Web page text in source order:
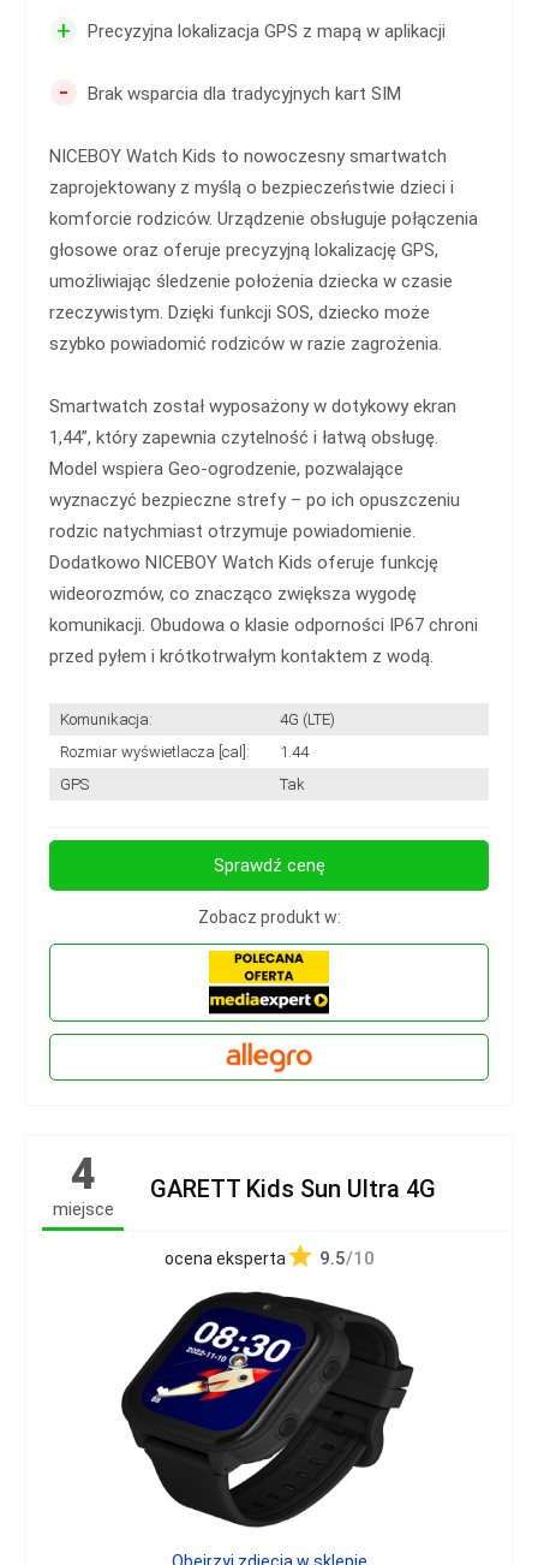
+ Precyzyjna lokalizacja GPS z mapą w aplikacji
- Brak wsparcia dla tradycyjnych kart SIM
NICEBOY Watch Kids to nowoczesny smartwatch
zaprojektowany z myślą o bezpieczeństwie dzieci i
komforcie rodziców. Urządzenie obsługuje połączenia
głosowe oraz oferuje precyzyjną lokalizację GPS,
umożliwiając śledzenie położenia dziecka w czasie
rzeczywistym. Dzięki funkcji SOS, dziecko może
szybko powiadomić rodziców w razie zagrożenia.
Smartwatch został wyposażony w dotykowy ekran
1,44”, który zapewnia czytelność i łatwą obsługę.
Model wspiera Geo-ogrodzenie, pozwalające
wyznaczyć bezpieczne strefy – po ich opuszczeniu
rodzic natychmiast otrzymuje powiadomienie.
Dodatkowo NICEBOY Watch Kids oferuje funkcję
wideorozmów, co znacząco zwiększa wygodę
komunikacji. Obudowa o klasie odporności IP67 chroni
przed pyłem i krótkotrwałym kontaktem z wodą.
Komunikacja:
4G (LTE)
Rozmiar wyświetlacza [cal]:
1.44
GPS
Tak
Sprawdź cenę
Zobacz produkt w:
4
miejsce
GARETT Kids Sun Ultra 4G
ocena eksperta 9.5/10
Obejrzyj zdjęcia w sklepie